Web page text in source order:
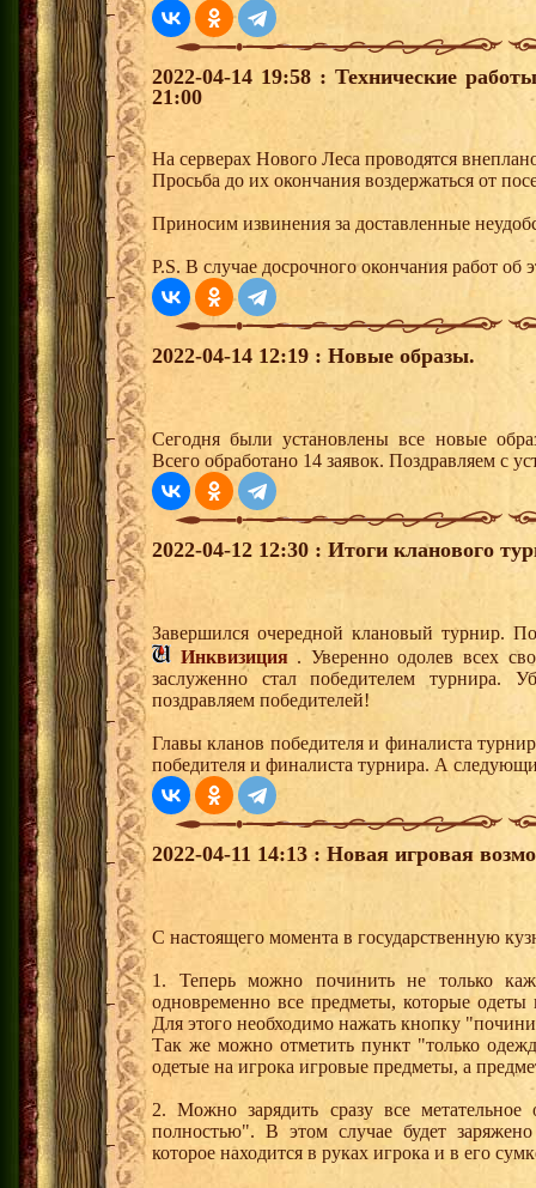
2022-04-14 19:58 : Технические
21:00
На серверах Нового Леса проводятся
Просьба до их окончания воздержаться от
Приносим извинения за доставленные
P.S. В случае досрочного окончания работ об
2022-04-14 12:19 : Новые образы.
Сегодня были установлены все новые
Всего обработано 14 заявок. Поздравляем с
2022-04-12 12:30 : Итоги кланового
Завершился очередной клановый турнир.
Инквизиция. Уверенно одолев всех
заслуженно стал победителем турнира.
поздравляем победителей!
Главы кланов победителя и финалиста
победителя и финалиста турнира. А
2022-04-11 14:13 : Новая игровая
С настоящего момента в государственную
1. Теперь можно починить не только
одновременно все предметы, которые одеты
Для этого необходимо нажать кнопку
Так же можно отметить пункт "только
одетые на игрока игровые предметы, а
2. Можно зарядить сразу все
полностью". В этом случае будет
которое находится в руках игрока и в его